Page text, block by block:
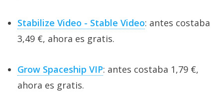
Stabilize Video - Stable Video: antes costaba
3,49 €, ahora es gratis.
Grow Spaceship VIP: antes costaba 1,79 €,
ahora es gratis.